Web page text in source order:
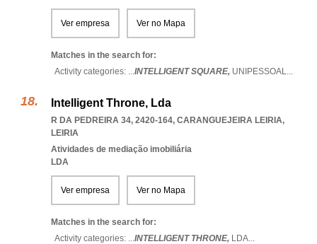
Ver empresa Ver no Mapa
Matches in the search for:
Activity categories: ...INTELLIGENT SQUARE, UNIPESSOAL...
Intelligent Throne, Lda
R DA PEDREIRA 34, 2420-164, CARANGUEJEIRA LEIRIA,
LEIRIA
Atividades de mediação imobiliária
LDA
Ver empresa Ver no Mapa
Matches in the search for:
Activity categories: ...INTELLIGENT THRONE, LDA...